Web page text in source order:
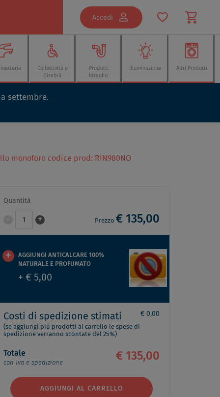
Accedi
Collettività e
Disabili
Prodotti
Idraulici
Illuminazione Altri Prodotti
settembre.
monoforo codice prod: RIN980NO
Quantità
1 + Prezzo € 135,00
AGGIUNGI ANTICALCARE 100%
NATURALE E PROFUMATO
+ € 5,00
Costi di spedizione stimati € 0,00
(se aggiungi più prodotti al carrello le spese di
spedizione verranno scontate del 25%)
Totale
con Iva e spedizione
€ 135,00
AGGIUNGI AL CARRELLO